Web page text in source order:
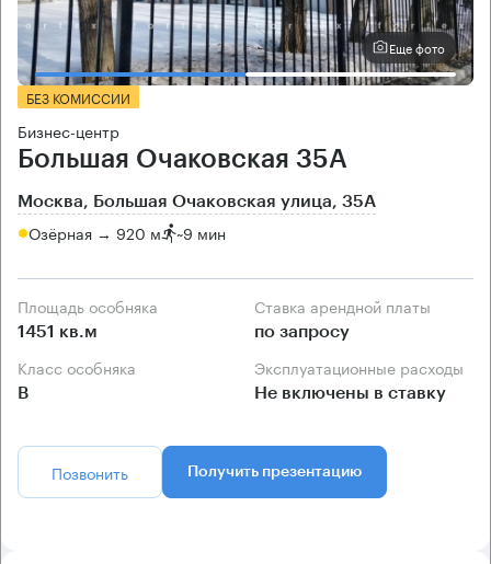
Еще фото
БЕЗ КОМИССИИ
Бизнес-центр
Большая Очаковская 35А
Москва, Большая Очаковская улица, 35А
Озёрная → 920 м ~9 мин
Площадь особняка
1451 кв.м
Ставка арендной платы
по запросу
Класс особняка
B
Эксплуатационные расходы
Не включены в ставку
Позвонить Получить презентацию